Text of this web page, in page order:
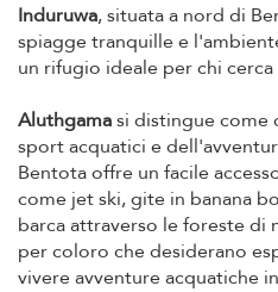
Induruwa, situata a nord di
spiagge tranquille e
un rifugio ideale per chi
Aluthgamasi distingue come
sport acquatici e
Bentota offre un facile
come jet ski, gite in banana
barca attraverso le foreste di
per coloro che desiderano
vivere avventure acquatiche